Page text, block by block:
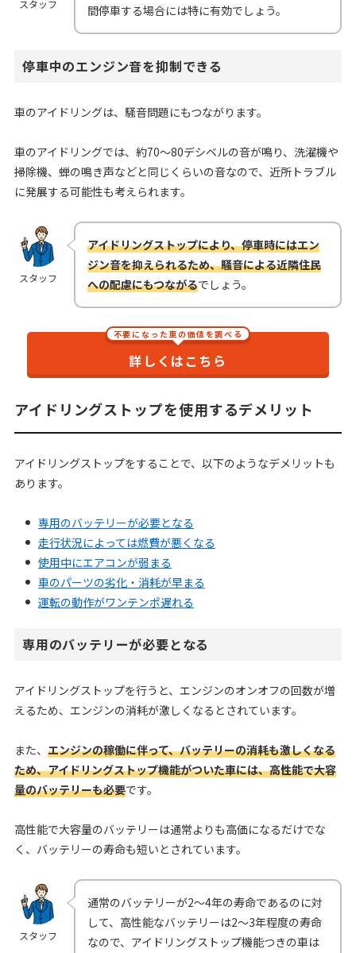
スタッフ
間停車する場合には特に有効でしょう。
停車中のエンジン音を抑制できる
車のアイドリングは、騒音問題にもつながります。
車のアイドリングでは、約70〜80デシベルの音が鳴り、洗濯機や
掃除機、蝉の鳴き声などと同じくらいの音なので、近所トラブル
に発展する可能性も考えられます。
スタッフ
アイドリングストップにより、停車時にはエン
ジン音を抑えられるため、騒音による近隣住民
への配慮にもつながるでしょう。
不要になった車の価値を調べる
詳しくはこちら
アイドリングストップを使用するデメリット
アイドリングストップをすることで、以下のようなデメリットも
あります。
専用のバッテリーが必要となる
走行状況によっては燃費が悪くなる
使用中にエアコンが弱まる
車のパーツの劣化・消耗が早まる
運転の動作がワンテンポ遅れる
専用のバッテリーが必要となる
アイドリングストップを行うと、エンジンのオンオフの回数が増
えるため、エンジンの消耗が激しくなるとされています。
また、 エンジンの稼働に伴って、バッテリーの消耗も激しくなる
ため、アイドリングストップ機能がついた車には、高性能で大容
量のバッテリーも必要です。
高性能で大容量のバッテリーは通常よりも高価になるだけでな
く、バッテリーの寿命も短いとされています。
スタッフ
通常のバッテリーが2〜4年の寿命であるのに対
して、高性能なバッテリーは2〜3年程度の寿命
なので、アイドリングストップ機能つきの車は